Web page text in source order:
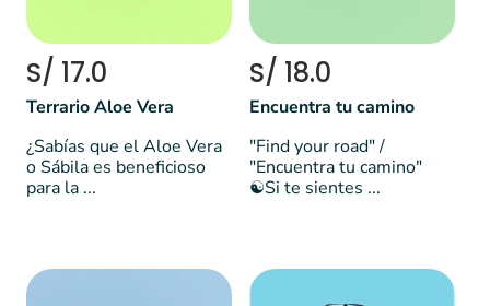
S/ 17.0
Terrario Aloe Vera
¿Sabías que el Aloe Vera
o Sábila es beneficioso
para la ...
S/ 18.0
Encuentra tu camino
"Find your road" /
"Encuentra tu camino"
☯️Si te sientes ...